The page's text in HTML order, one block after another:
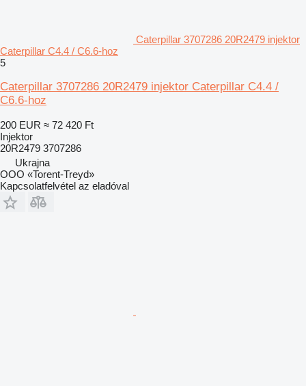
Caterpillar 3707286 20R2479 injektor
Caterpillar C4.4 / C6.6-hoz
5
Caterpillar 3707286 20R2479 injektor Caterpillar C4.4 /
C6.6-hoz
200 EUR ≈ 72 420 Ft
Injektor
20R2479 3707286
Ukrajna
OOO «Torent-Treyd»
Kapcsolatfelvétel az eladóval